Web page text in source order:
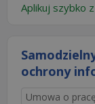
Aplikuj szybko
ochrony
Umowa o pracę